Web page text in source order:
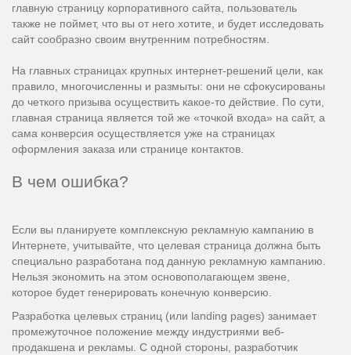
главную страницу корпоративного сайта, пользователь
также не поймет, что вы от него хотите, и будет исследовать
сайт сообразно своим внутренним потребностям.
На главных страницах крупных интернет-решений цели, как
правило, многочисленны и размыты: они не сфокусированы
до четкого призыва осуществить какое-то действие. По сути,
главная страница является той же «точкой входа» на сайт, а
сама конверсия осуществляется уже на страницах
оформления заказа или странице контактов.
В чем ошибка?
Если вы планируете комплексную рекламную кампанию в
Интернете, учитывайте, что целевая страница должна быть
специально разработана под данную рекламную кампанию.
Нельзя экономить на этом основополагающем звене,
которое будет генерировать конечную конверсию.
Разработка целевых страниц (или landing pages) занимает
промежуточное положение между индустриями веб-
продакшена и рекламы. С одной стороны, разработчик